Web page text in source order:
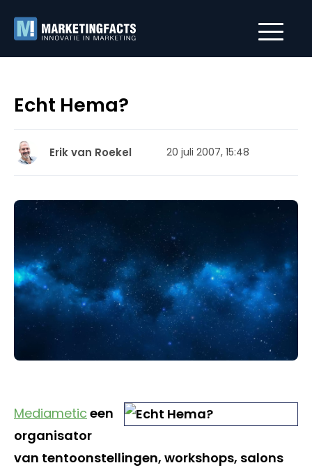
Echt Hema?
Erik van Roekel 20 juli 2007, 15:48
Mediametic een
organisator
van tentoonstellingen, workshops, salons